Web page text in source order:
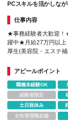
PCスキルを活かしな
仕事内容
★事務経験者大歓迎
躍中★月給27万円以上
厚生(美容院・エステ
アピールポイント
職種未経験OK
経験者限定
土日祝休み
女性管理職在籍